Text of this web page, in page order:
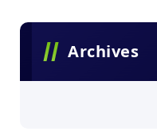
Archives